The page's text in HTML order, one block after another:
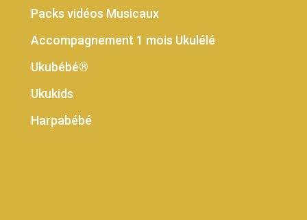
Packs vidéos Musicaux
Accompagnement 1 mois Ukulélé
Ukubébé®
Ukukids
Harpabébé